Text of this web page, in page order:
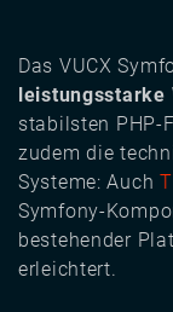
Das VUCX
leistungsstarke
stabilsten PHP-
zudem die
Systeme: Auch
Symfony-
bestehender
erleichtert.